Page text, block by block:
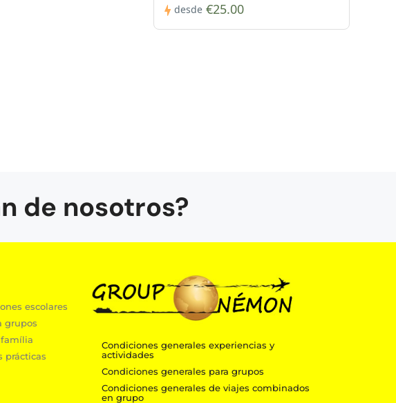
desde €25.00
de nosotros?
escolares
grupos
prácticas
Condiciones generales experiencias y
actividades
Condiciones generales para grupos
Condiciones generales de viajes combinados
en grupo